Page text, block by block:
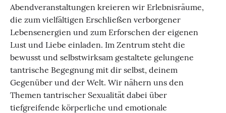
Abendveranstaltungen kreieren wir Erlebnisräume,
die zum vielfältigen Erschließen verborgener
Lebensenergien und zum Erforschen der eigenen
Lust und Liebe einladen. Im Zentrum steht die
bewusst und selbstwirksam gestaltete gelungene
tantrische Begegnung mit dir selbst, deinem
Gegenüber und der Welt. Wir nähern uns den
Themen tantrischer Sexualität dabei über
tiefgreifende körperliche und emotionale